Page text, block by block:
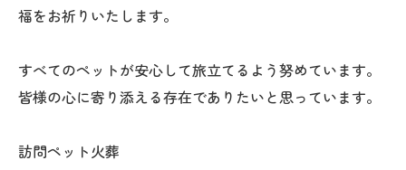
福をお祈りいたします。
すべてのペットが安心して旅立てるよう努めています。
皆様の心に寄り添える存在でありたいと思っています。
訪問ペット火葬